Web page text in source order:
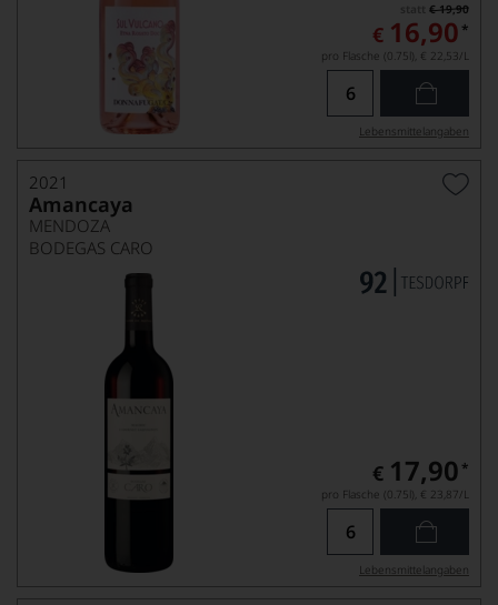
€ 19,90
€ 16,90 *
pro Flasche (0.75l), € 22,53/L
Lebensmittel­angaben
2021
Amancaya
MENDOZA
BODEGAS CARO
€ 17,90 *
pro Flasche (0.75l), € 23,87/L
Lebensmittel­angaben